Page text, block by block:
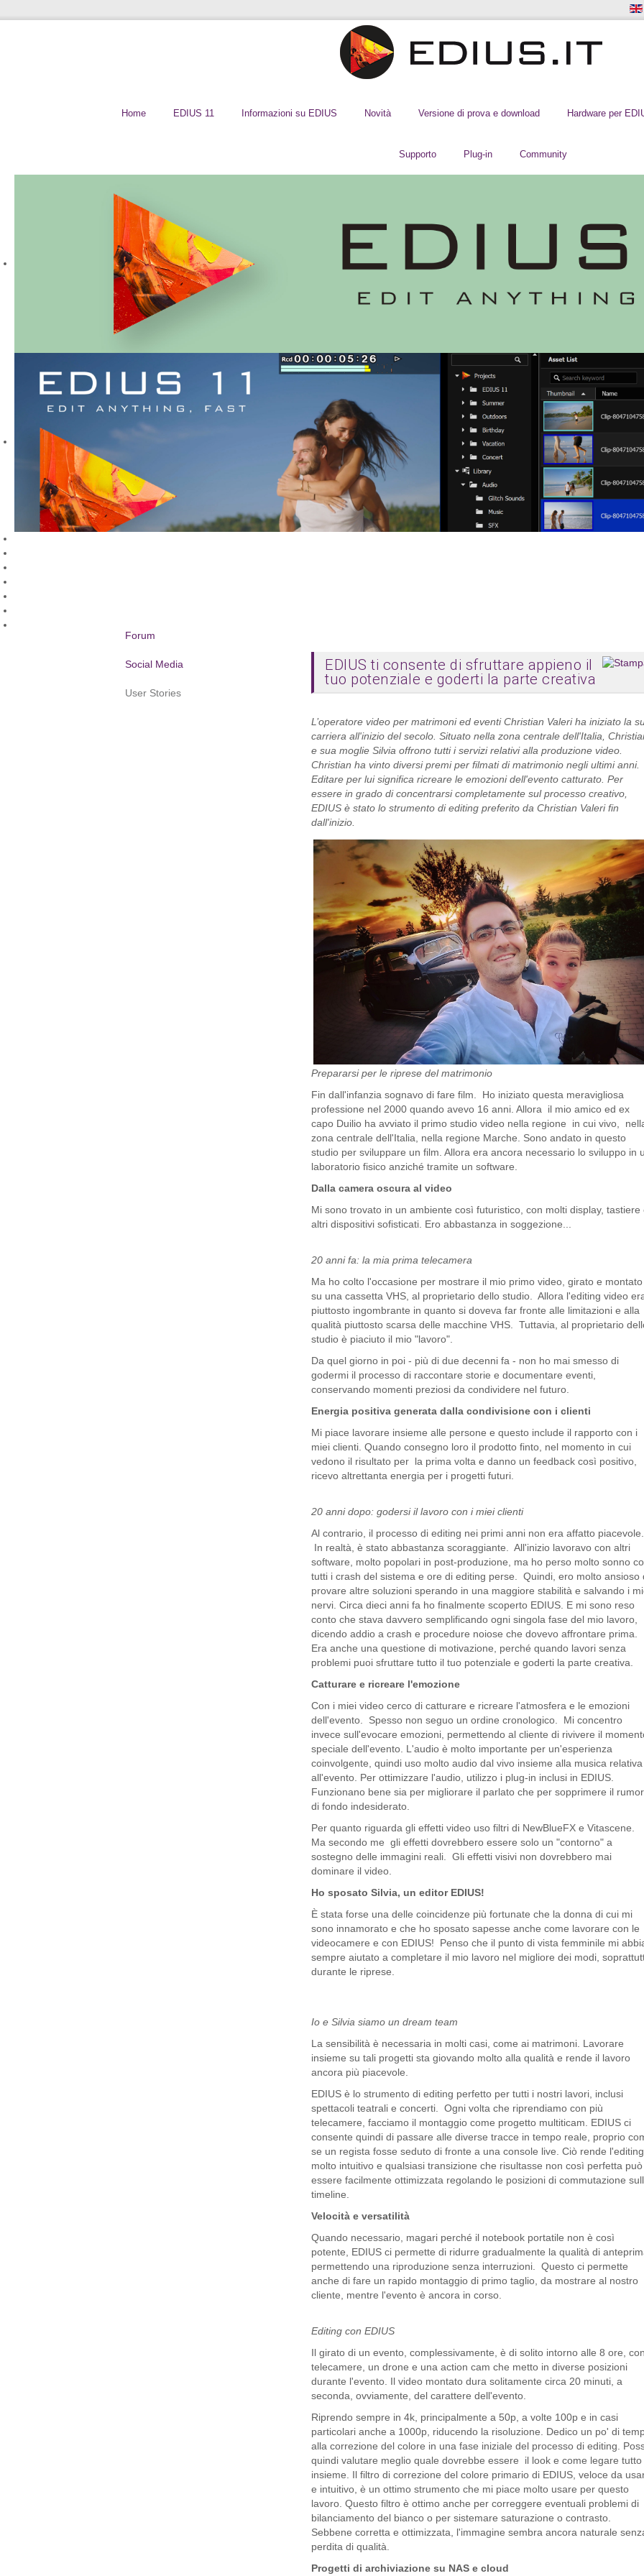
Home EDIUS 11 Informazioni su EDIUS Novità Versione di prova e download Hardware per
Supporto Plug-in Community
EDIUS ti consente di sfruttare appieno il
tuo potenziale e goderti la parte creativa
L’operatore video per matrimoni ed eventiChristian Valeri ha iniziato la
carriera all'inizio del secolo. Situato nella zona centrale dell'Italia,
e sua moglie Silvia offrono tutti i servizi relativi alla produzione video.
Christian ha vinto diversi premi per filmati di matrimonio negli ultimi anni.
Editare per lui significa ricreare le emozioni dell'evento catturato. Per
essere in grado di concentrarsi completamente sul processo creativo,
EDIUS è stato lo strumento di editing preferito da Christian Valeri fin
dall'inizio.
Prepararsi per le riprese del matrimonio
Fin dall'infanzia sognavo di fare film. Ho iniziato questa meravigliosa
professione nel 2000 quando avevo 16 anni. Allora il mio amico ed ex
capo Duilio ha avviato il primo studio video nella regione in cui vivo,
zona centrale dell'Italia, nella regione Marche. Sono andato in questo
studio per sviluppare un film. Allora era ancora necessario lo sviluppo in
laboratorio fisico anziché tramite un software.
Dalla camera oscura al video
Mi sono trovato in un ambiente così futuristico, con molti display, tastiere
altri dispositivi sofisticati. Ero abbastanza in soggezione...
20 anni fa: la mia prima telecamera
Ma ho colto l'occasione per mostrare il mio primo video, girato e montato
su una cassetta VHS, al proprietario dello studio. Allora l'editing video
piuttosto ingombrante in quanto si doveva far fronte alle limitazioni e alla
qualità piuttosto scarsa delle macchine VHS. Tuttavia, al proprietario
studio è piaciuto il mio "lavoro".
Da quel giorno in poi - più di due decenni fa - non ho mai smesso di
godermi il processo di raccontare storie e documentare eventi,
conservando momenti preziosi da condividere nel futuro.
Energia positiva generata dalla condivisione con i clienti
Mi piace lavorare insieme alle persone e questo include il rapporto con i
miei clienti. Quando consegno loro il prodotto finto, nel momento in cui
vedono il risultato per la prima volta e danno un feedback così positivo,
ricevo altrettanta energia per i progetti futuri.
20 anni dopo: godersi il lavoro con i miei clienti
Al contrario, il processo di editing nei primi anni non era affatto piacevole.
In realtà, è stato abbastanza scoraggiante. All'inizio lavoravo con altri
software, molto popolari in post-produzione, ma ho perso molto sonno
tutti i crash del sistema e ore di editing perse. Quindi, ero molto ansioso
provare altre soluzioni sperando in una maggiore stabilità e salvando i
nervi. Circa dieci anni fa ho finalmente scoperto EDIUS. E mi sono reso
conto che stava davvero semplificando ogni singola fase del mio lavoro,
dicendo addio a crash e procedure noiose che dovevo affrontare prima.
Era anche una questione di motivazione, perché quando lavori senza
problemi puoi sfruttare tutto il tuo potenziale e goderti la parte creativa.
Catturare e ricreare l'emozione
Con i miei video cerco di catturare e ricreare l'atmosfera e le emozioni
dell'evento. Spesso non seguo un ordine cronologico. Mi concentro
invece sull'evocare emozioni, permettendo al cliente di rivivere il
speciale dell'evento. L'audio è molto importante per un'esperienza
coinvolgente, quindi uso molto audio dal vivo insieme alla musica relativa
all'evento. Per ottimizzare l'audio, utilizzo i plug-in inclusi in EDIUS.
Funzionano bene sia per migliorare il parlato che per sopprimere il
di fondo indesiderato.
Per quanto riguarda gli effetti video uso filtri di NewBlueFX e Vitascene.
Ma secondo me gli effetti dovrebbero essere solo un "contorno" a
sostegno delle immagini reali. Gli effetti visivi non dovrebbero mai
dominare il video.
Ho sposato Silvia, un editor EDIUS!
È stata forse una delle coincidenze più fortunate che la donna di cui mi
sono innamorato e che ho sposato sapesse anche come lavorare con le
videocamere e con EDIUS! Penso che il punto di vista femminile mi
sempre aiutato a completare il mio lavoro nel migliore dei modi,
durante le riprese.
Io e Silvia siamo un dream team
La sensibilità è necessaria in molti casi, come ai matrimoni. Lavorare
insieme su tali progetti sta giovando molto alla qualità e rende il lavoro
ancora più piacevole.
EDIUS è lo strumento di editing perfetto per tutti i nostri lavori, inclusi
spettacoli teatrali e concerti. Ogni volta che riprendiamo con più
telecamere, facciamo il montaggio come progetto multiticam. EDIUS ci
consente quindi di passare alle diverse tracce in tempo reale, proprio
se un regista fosse seduto di fronte a una console live. Ciò rende l'editing
molto intuitivo e qualsiasi transizione che risultasse non così perfetta può
essere facilmente ottimizzata regolando le posizioni di commutazione
timeline.
Velocità e versatilità
Quando necessario, magari perché il notebook portatile non è così
potente, EDIUS ci permette di ridurre gradualmente la qualità di
permettendo una riproduzione senza interruzioni. Questo ci permette
anche di fare un rapido montaggio di primo taglio, da mostrare al nostro
cliente, mentre l'evento è ancora in corso.
Editing con EDIUS
Il girato di un evento, complessivamente, è di solito intorno alle 8 ore,
telecamere, un drone e una action cam che metto in diverse posizioni
durante l'evento. Il video montato dura solitamente circa 20 minuti, a
seconda, ovviamente, del carattere dell'evento.
Riprendo sempre in 4k, principalmente a 50p, a volte 100p e in casi
particolari anche a 1000p, riducendo la risoluzione. Dedico un po' di
alla correzione del colore in una fase iniziale del processo di editing.
quindi valutare meglio quale dovrebbe essere il look e come legare tutto
insieme. Il filtro di correzione del colore primario di EDIUS, veloce da
e intuitivo, è un ottimo strumento che mi piace molto usare per questo
lavoro. Questo filtro è ottimo anche per correggere eventuali problemi di
bilanciamento del bianco o per sistemare saturazione o contrasto.
Sebbene corretta e ottimizzata, l'immagine sembra ancora naturale
perdita di qualità.
Progetti di archiviazione su NAS e cloud
Forum
Social Media
User Stories